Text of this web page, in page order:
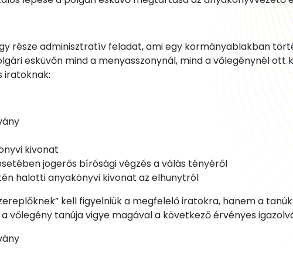
része adminisztratív feladat, ami egy kormányablakban
esküvőn mind a menyasszonynál, mind a vőlegénynél ott
iratoknak:
kivonat
jogerős bírósági végzés a válás tényéről
halotti anyakönyvi kivonat az elhunytról
kell figyelniük a megfelelő iratokra, hanem a
vőlegény tanúja vigye magával a következő érvényes